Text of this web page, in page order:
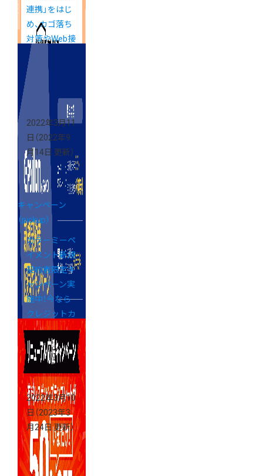
連携」をはじ
め、カゴ落ち
対策やWeb接
客ができるア
プリがお得！
2022年3月11
日 （2022年9
月14日 更新）
キャンペーン
（pickup）
カラーミーペ
イメント新規
契約者限定キ
ャンペーン実
施中！今なら
クレジットカ
ード決済の決
済手数料が
【永年3.8%】
2022年3月10
日（2023年3
月24日 更新）